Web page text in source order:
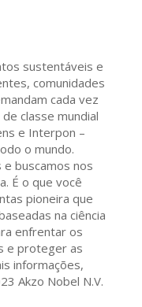
sustentáveis e
comunidades
cada vez
classe mundial
e Interpon –
o mundo.
buscamos nos
É o que você
pioneira que
na ciência
enfrentar os
e proteger as
informações,
Akzo Nobel N.V.